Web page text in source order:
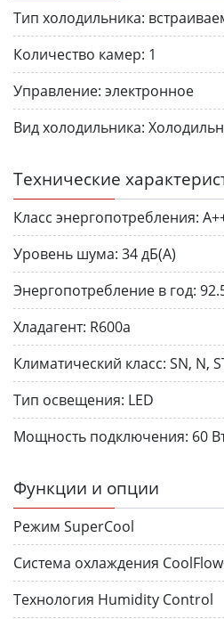
Тип холодильника:
Количество камер: 1
Управление: электронное
Вид холодильника:
Технические
Класс энергопотребления:
Уровень шума: 34 дБ(А)
Энергопотребление в год:
Хлада­гент: R600a
Климатический класс: SN, N,
Тип освещения: LED
Мощность подключения: 60
Функции и опции
Режим SuperCool
Система охлаждения
Технология Humidity Control